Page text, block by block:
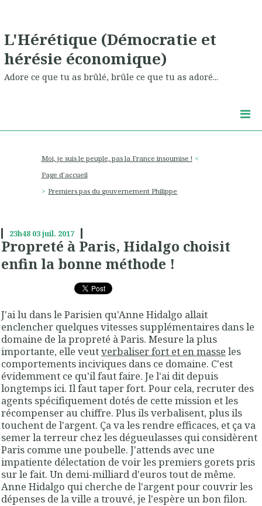
L'Hérétique (Démocratie et
hérésie économique)
Adore ce que tu as brûlé, brûle ce que tu as adoré...
Moi, je suis le peuple, pas la France insoumise !
Page d'accueil
Premiers pas du gouvernement Philippe
23h48 03juil. 2017
Propreté à Paris, Hidalgo choisit
enfin la bonne méthode !
J'ai lu dans le Parisien qu'Anne Hidalgo allait
enclencher quelques vitesses supplémentaires dans le
domaine de la propreté à Paris. Mesure la plus
importante, elle veutverbaliser fort et en masse les
comportements inciviques dans ce domaine. C'est
évidemment ce qu'il faut faire. Je l'ai dit depuis
longtemps ici. Il faut taper fort. Pour cela, recruter des
agents spécifiquement dotés de cette mission et les
récompenser au chiffre. Plus ils verbalisent, plus ils
touchent de l'argent. Ça va les rendre efficaces, et ça va
semer la terreur chez les dégueulasses qui considèrent
Paris comme une poubelle. J'attends avec une
impatiente délectation de voir les premiers gorets pris
sur le fait. Un demi-milliard d'euros tout de même.
Anne Hidalgo qui cherche de l'argent pour couvrir les
dépenses de la ville a trouvé, je l'espère un bon filon.